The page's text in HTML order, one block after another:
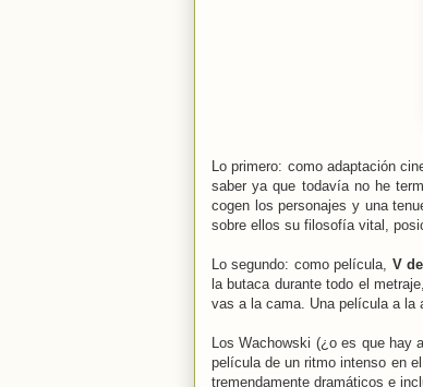
Lo primero: como adaptación
saber ya que todavía no he
cogen los personajes y una
sobre ellos su filosofía vital,
Lo segundo: como película, V
la butaca durante todo el
vas a la cama. Una película a la
Los Wachowski (¿o es que hay
película de un ritmo intenso en
tremendamente dramáticos e